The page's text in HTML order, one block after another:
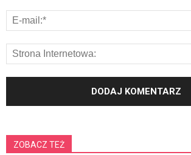
ZOBACZ TEŻ